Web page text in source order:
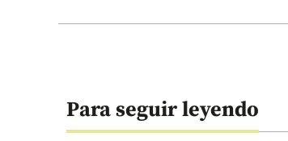
Para seguir leyendo